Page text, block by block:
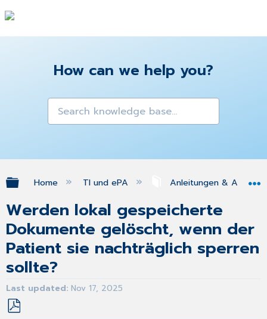
How can we help you?
Expand/collapse global hierarchy
Home TI und ePA Anleitungen &
Werden lokal gespeicherte
Dokumente gelöscht, wenn der
Patient sie nachträglich sperren
sollte?
Last updated Nov 17, 2025